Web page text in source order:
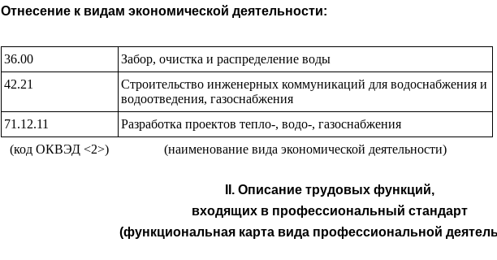
Отнесение к видам экономической деятельности:
36.00
Забор, очистка и распределение воды
42.21
Строительство инженерных коммуникаций для водоснабжения и
водоотведения, газоснабжения
71.12.11
Разработка проектов тепло-, водо-, газоснабжения
(код ОКВЭД <2>)
(наименование вида экономической деятельности)
II. Описание трудовых функций,
входящих в профессиональный стандарт
(функциональная карта вида профессиональной